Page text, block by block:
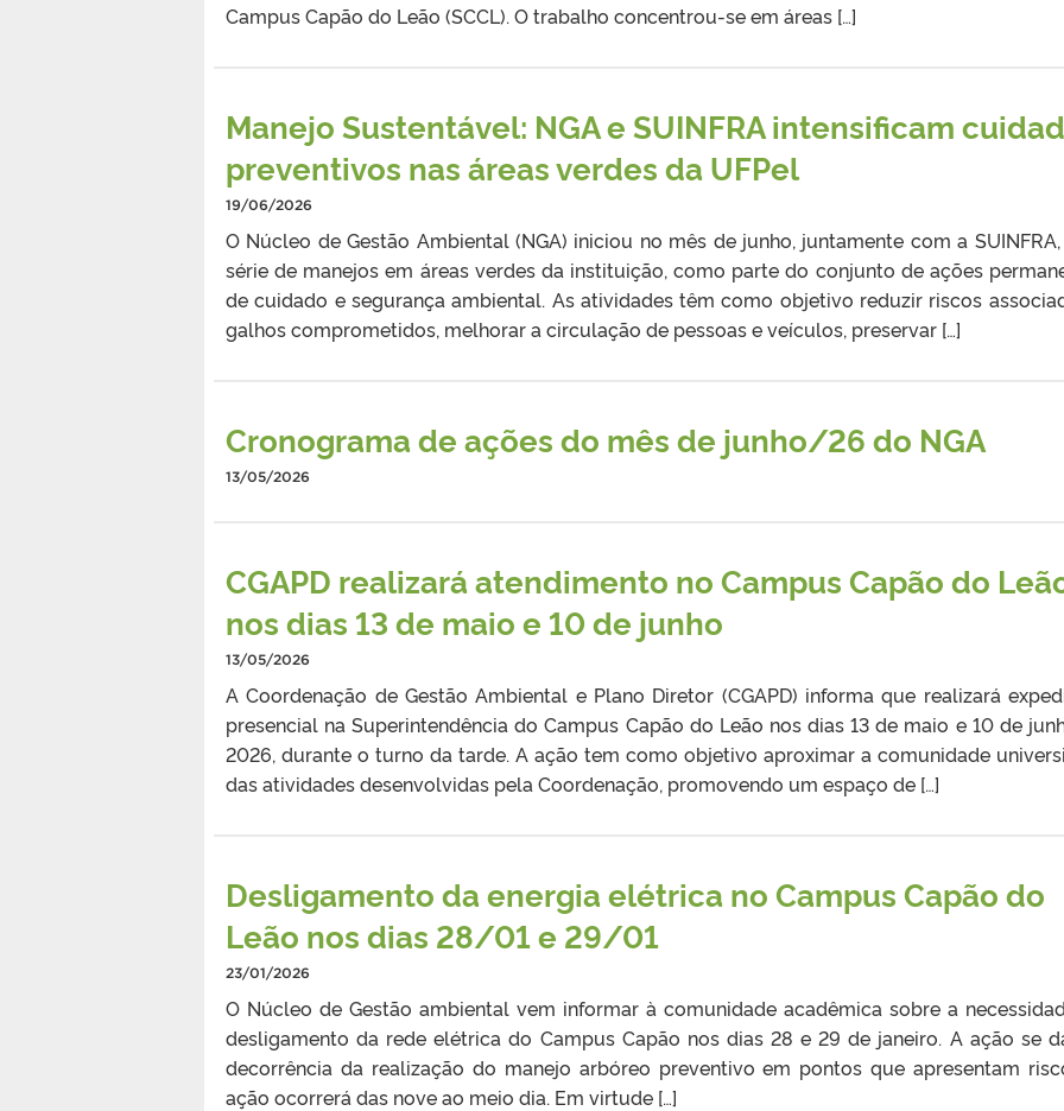
Campus Capão do Leão (SCCL). O trabalho concentrou-se em áreas […]
Manejo Sustentável: NGA e SUINFRA intensificam
preventivos nas áreas verdes da UFPel
19/06/2026
O Núcleo de Gestão Ambiental (NGA) iniciou no mês de junho, juntamente com a
série de manejos em áreas verdes da instituição, como parte do conjunto de ações
de cuidado e segurança ambiental. As atividades têm como objetivo reduzir riscos
galhos comprometidos, melhorar a circulação de pessoas e veículos, preservar […]
Cronograma de ações do mês de junho/26 do NGA
13/05/2026
CGAPD realizará atendimento no Campus Capão do
nos dias 13 de maio e 10 de junho
13/05/2026
A Coordenação de Gestão Ambiental e Plano Diretor (CGAPD) informa que realizará
presencial na Superintendência do Campus Capão do Leão nos dias 13 de maio e 10 de
2026, durante o turno da tarde. A ação tem como objetivo aproximar a comunidade
das atividades desenvolvidas pela Coordenação, promovendo um espaço de […]
Desligamento da energia elétrica no Campus Capão do
Leão nos dias 28/01 e 29/01
23/01/2026
O Núcleo de Gestão ambiental vem informar à comunidade acadêmica sobre a
desligamento da rede elétrica do Campus Capão nos dias 28 e 29 de janeiro. A ação se
decorrência da realização do manejo arbóreo preventivo em pontos que apresentam
ação ocorrerá das nove ao meio dia. Em virtude […]